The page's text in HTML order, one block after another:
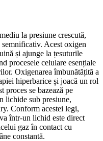
la presiune crescută,
Acest oxigen
și ajunge la țesuturile
procesele celulare esențiale
Oxigenarea îmbunătățită a
hiperbarice și joacă un rol
proces se bazează pe
lichide sub presiune,
Conform acestei legi,
într-un lichid este direct
gaz în contact cu
constantă.